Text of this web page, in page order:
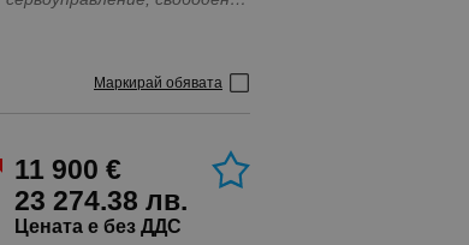
Маркирай обявата
11 900 €
23 274.38 лв.
Цената е без ДДС